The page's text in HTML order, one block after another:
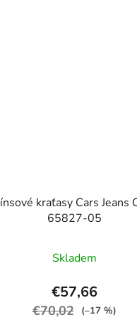
kraťasy Cars Jeans
65827-05
Skladem
€57,66
€70,02 (–17 %)